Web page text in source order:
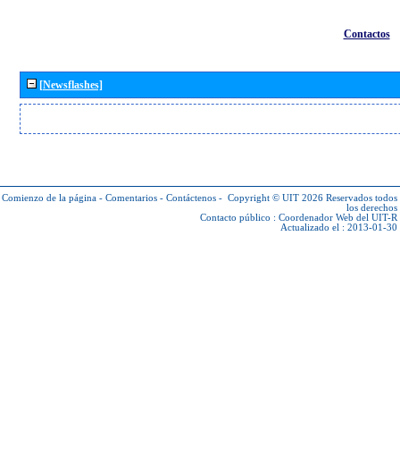
Contactos
[Newsflashes]
Comienzo de la página - Comentarios - Contáctenos - Copyright © UIT 2026 Reservados todos
los derechos
Contacto público : Coordenador Web del UIT-R
Actualizado el : 2013-01-30